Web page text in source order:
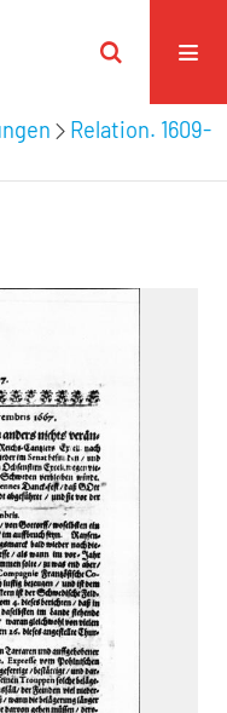
Relation. 1609-